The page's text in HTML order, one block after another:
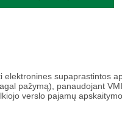
elektronines supaprastintos
pažymą), panaudojant